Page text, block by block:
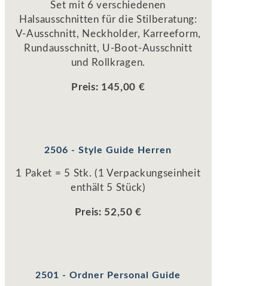
Set mit 6 verschiedenen
Halsausschnitten für die Stilberatung:
V-Ausschnitt, Neckholder, Karreeform,
Rundausschnitt, U-Boot-Ausschnitt
und Rollkragen.
Preis: 145,00 €
2506 - Style Guide Herren
1 Paket = 5 Stk. (1 Verpackungseinheit
enthält 5 Stück)
Preis: 52,50 €
2501 - Ordner Personal Guide